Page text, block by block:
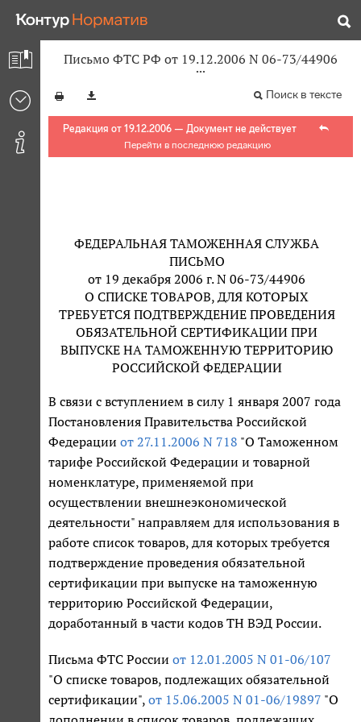
Письмо ФТС РФ от 19.12.2006 N 06-73/44906
Поиск в тексте
Редакция от 19.12.2006 — Документ не действует
Перейти в последнюю редакцию
ФЕДЕРАЛЬНАЯ ТАМОЖЕННАЯ СЛУЖБА
ПИСЬМО
от 19 декабря 2006 г. N 06-73/44906
О СПИСКЕ ТОВАРОВ, ДЛЯ КОТОРЫХ
ТРЕБУЕТСЯ ПОДТВЕРЖДЕНИЕ ПРОВЕДЕНИЯ
ОБЯЗАТЕЛЬНОЙ СЕРТИФИКАЦИИ ПРИ
ВЫПУСКЕ НА ТАМОЖЕННУЮ ТЕРРИТОРИЮ
РОССИЙСКОЙ ФЕДЕРАЦИИ
В связи с вступлением в силу 1 января 2007 года
Постановления Правительства Российской
Федерации от 27.11.2006 N 718 "О Таможенном
тарифе Российской Федерации и товарной
номенклатуре, применяемой при
осуществлении внешнеэкономической
деятельности" направляем для использования в
работе список товаров, для которых требуется
подтверждение проведения обязательной
сертификации при выпуске на таможенную
территорию Российской Федерации,
доработанный в части кодов ТН ВЭД России.
Письма ФТС России от 12.01.2005 N 01-06/107
"О списке товаров, подлежащих обязательной
сертификации", от 15.06.2005 N 01-06/19897 "О